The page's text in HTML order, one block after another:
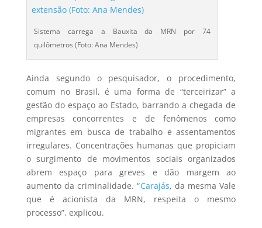
Sistema carrega a Bauxita da MRN por 74
quilômetros (Foto: Ana Mendes)
Ainda segundo o pesquisador, o procedimento,
comum no Brasil, é uma forma de “terceirizar” a
gestão do espaço ao Estado, barrando a chegada de
empresas concorrentes e de fenômenos como
migrantes em busca de trabalho e assentamentos
irregulares. Concentrações humanas que propiciam
o surgimento de movimentos sociais organizados
abrem espaço para greves e dão margem ao
aumento da criminalidade. “Carajás, da mesma Vale
que é acionista da MRN, respeita o mesmo
processo”, explicou.